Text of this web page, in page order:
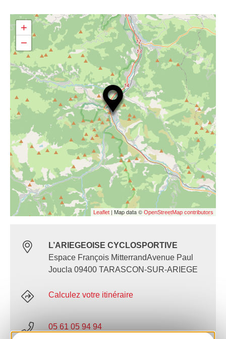
+
−
Leaflet | Map data © OpenStreetMap contributors
L’ARIEGEOISE CYCLOSPORTIVE
Espace François MitterrandAvenue Paul
Joucla 09400 TARASCON-SUR-ARIEGE
Calculez votre itinéraire
05 61 05 94 94